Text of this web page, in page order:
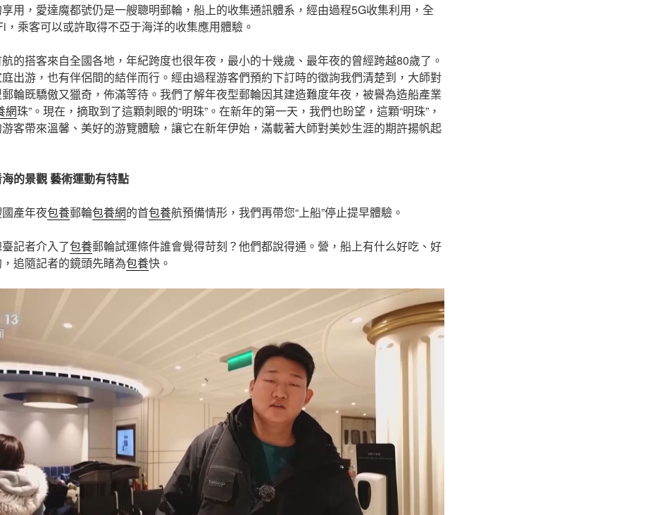
用，愛達魔都號仍是一艘聰明郵輪，船上的收集通訊體系，經由過程5G收集利用，全
，乘客可以或許取得不亞于海洋的收集應用體驗。
的搭客來自全國各地，年紀跨度也很年夜，最小的十幾歲、最年夜的曾經跨越80歲了。
出游，也有伴侶間的結伴而行。經由過程游客們預約下訂時的徵詢我們清楚到，大師對
輪既驕傲又獵奇，佈滿等待。我們了解年夜型郵輪因其建造難度年夜，被譽為造船產業
網珠”。現在，摘取到了這顆刺眼的“明珠”。在新年的第一天，我們也盼望，這顆“明珠”，
客帶來溫馨、美好的游覽體驗，讓它在新年伊始，滿載著大師對美妙生涯的期許揚帆起
的景觀 藝術運動有特點
產年夜包養郵輪包養網的首包養航預備情形，我們再帶您“上船”停止提早體驗。
記者介入了包養郵輪試運條件誰會覺得苛刻？他們都說得通。營，船上有什么好吃、好
追隨記者的鏡頭先睹為包養快。